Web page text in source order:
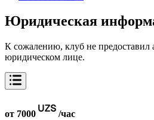
Юридическая
К сожалению, клуб не предоставил
юридическом лице.
от 7000 /час